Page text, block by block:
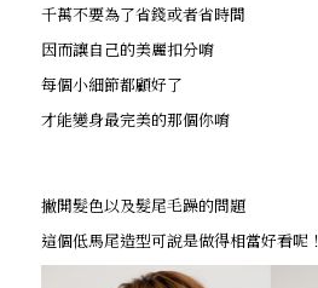
千萬不要為了省錢或者省時間
因而讓自己的美麗扣分唷
每個小細節都顧好了
才能變身最完美的那個你唷
撇開髮色以及髮尾毛躁的問題
這個低馬尾造型可說是做得相當好看呢！